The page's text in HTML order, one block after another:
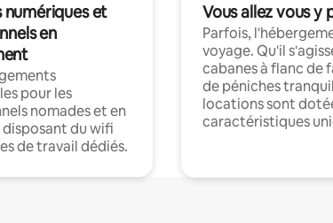
numériques et
en
pour les
nomades et en
du wifi
de travail dédiés.
Vous allez vous y
Parfois,
voyage. Qu'il
cabanes à flanc de
de péniches
locations sont
caractéristiques